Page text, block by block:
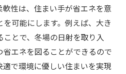
軟性は、住まい手が省エネを意
可能にします。例えば、大き
とで、冬場の日射を取り入
エネを図ることができるので
で環境に優しい住まいを実現